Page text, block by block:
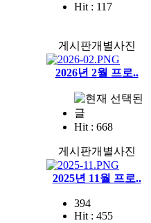
Hit : 117
게시판개별사진
2026년 2월 프로..
Hit : 668
게시판개별사진
2025년 11월 프로..
394
Hit : 455